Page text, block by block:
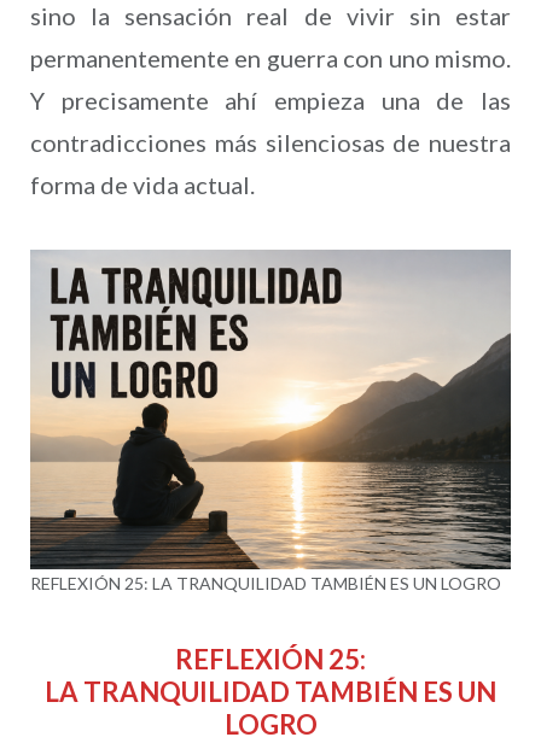
sino la sensación real de vivir sin estar
permanentemente en guerra con uno mismo.
Y precisamente ahí empieza una de las
contradicciones más silenciosas de nuestra
forma de vida actual.
REFLEXIÓN 25: LA TRANQUILIDAD TAMBIÉN ES UN LOGRO
REFLEXIÓN 25:
LA TRANQUILIDAD TAMBIÉN ES UN
LOGRO